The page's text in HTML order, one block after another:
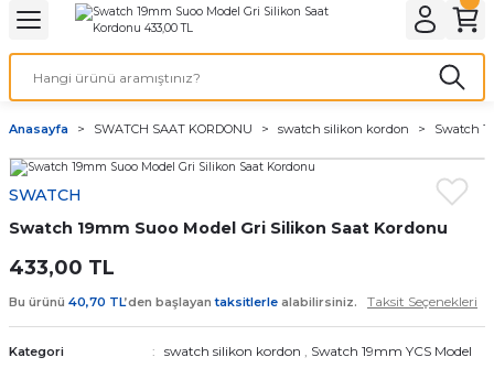
Geri Dön
& ELEKTİRİK AYDINLATMA & ELEKTRİK
Geri Dön
ve Cihaz Pilleri
ÇEŞİTLERİ
Geri Dön
Geri Dön
Kordon Çeşitleri
Kordonları
saat kordonu
Anasayfa SWATCH SAAT KORDONU swatch silikon kordon Swatch
SWATCH
Swatch 19mm Suoo Model Gri Silikon Saat Kordonu
433,00 TL
Bu ürünü 40,70 TL’den başlayantaksitlerle alabilirsiniz. Taksit Seçenekleri
Kategori swatch silikon kordon , Swatch 19mm YCS Model